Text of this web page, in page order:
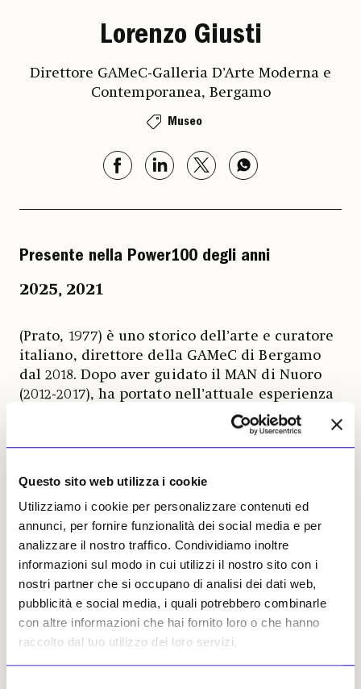
Questo sito web utilizza i cookie
Utilizziamo i cookie per personalizzare contenuti ed
annunci, per fornire funzionalità dei social media e per
analizzare il nostro traffico. Condividiamo inoltre
informazioni sul modo in cui utilizzi il nostro sito con i
nostri partner che si occupano di analisi dei dati web,
pubblicità e social media, i quali potrebbero combinarle
con altre informazioni che hai fornito loro o che hanno
raccolto dal tuo utilizzo dei loro servizi.
Lorenzo Giusti
Direttore GAMeC-Galleria D’Arte Moderna e
Contemporanea, Bergamo
Museo
Presente nella Power100 degli anni
2025, 2021
(Prato, 1977) è uno storico dell’arte e curatore
italiano, direttore della GAMeC di Bergamo
dal 2018. Dopo aver guidato il MAN di Nuoro
(2012-2017), ha portato nell’attuale esperienza
museale un’attenzione particolare ai temi
ambientali e sociali nell’arte contemporanea.
Nel 2024 ha ideato «Thinking Like a
primo nel 2024) che ha trasformato la classica
biennale in un programma diffuso sul
territorio orobico: per due anni artisti
internazionali hanno realizzato opere ed
eventi tra le valli prealpine e la città di
Bergamo, coinvolgendo le comunità locali in
riflessioni su natura e sostenibilità. I nomi
degli autori che hanno lavorato a Bergamo,
Brembate, Castione della Presolana e Dalmine
sono: Sonia Boyce, Mercedes Azpilicueta,